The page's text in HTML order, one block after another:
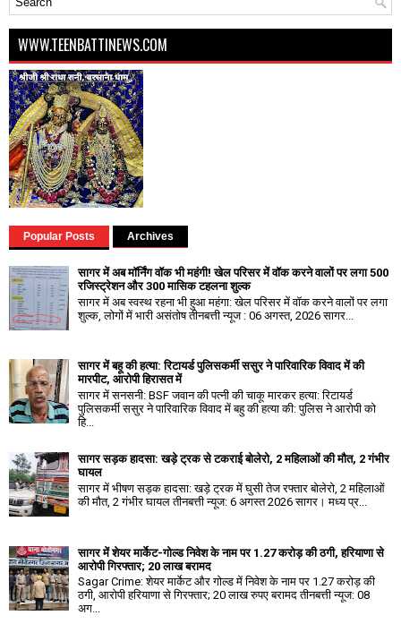
WWW.TEENBATTINEWS.COM
Popular Posts Archives
सागर में अब मॉर्निंग वॉक भी महंगी! खेल परिसर में वॉक करने वालों पर लगा ₹500
रजिस्ट्रेशन और ₹300 मासिक टहलना शुल्क
सागर में अब स्वस्थ रहना भी हुआ महंगा: खेल परिसर में वॉक करने वालों पर लगा
शुल्क, लोगों में भारी असंतोष तीनबत्ती न्यूज : 06 अगस्त, 2026 सागर...
सागर में बहू की हत्या: रिटायर्ड पुलिसकर्मी ससुर ने पारिवारिक विवाद में की
मारपीट, आरोपी हिरासत में
सागर में सनसनी: BSF जवान की पत्नी की चाकू मारकर हत्या: रिटायर्ड
पुलिसकर्मी ससुर ने पारिवारिक विवाद में बहु की हत्या की: पुलिस ने आरोपी को
हि...
सागर सड़क हादसा: खड़े ट्रक से टकराई बोलेरो, 2 महिलाओं की मौत, 2 गंभीर
घायल
सागर में भीषण सड़क हादसा: खड़े ट्रक में घुसी तेज रफ्तार बोलेरो, 2 महिलाओं
की मौत, 2 गंभीर घायल तीनबत्ती न्यूज: 6 अगस्त 2026 सागर। मध्य प्र...
सागर में शेयर मार्केट-गोल्ड निवेश के नाम पर 1.27 करोड़ की ठगी, हरियाणा से
आरोपी गिरफ्तार; 20 लाख बरामद
Sagar Crime: शेयर मार्केट और गोल्ड में निवेश के नाम पर 1.27 करोड़ की
ठगी, आरोपी हरियाणा से गिरफ्तार; 20 लाख रुपए बरामद तीनबत्ती न्यूज: 08
अग...